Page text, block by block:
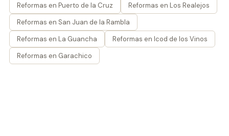
Reformas en Puerto de la Cruz
Reformas en Los Realejos
Reformas en San Juan de la Rambla
Reformas en La Guancha
Reformas en Icod de los Vinos
Reformas en Garachico